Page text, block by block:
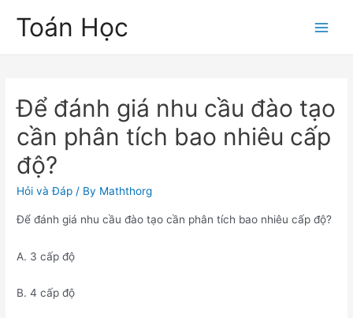
Toán Học
Để đánh giá nhu cầu đào tạo
cần phân tích bao nhiêu cấp
độ?
Hỏi và Đáp / By Maththorg
Để đánh giá nhu cầu đào tạo cần phân tích bao nhiêu cấp độ?
A. 3 cấp độ
B. 4 cấp độ